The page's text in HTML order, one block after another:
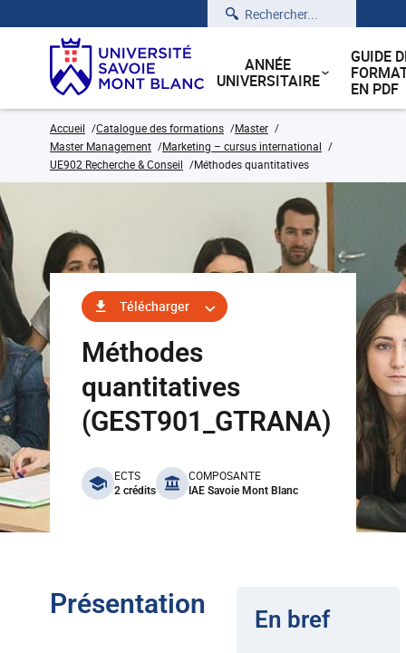
Rechercher
ANNÉE
UNIVERSITAIRE
GUIDE
EN PDF
Accueil Catalogue des formations
Master
Master Management
Marketing – cursus international
UE902 Recherche & Conseil
Méthodes quantitatives
Télécharger
Méthodes
quantitatives
(GEST901_GTRANA)
benefits
ECTS
2 crédits
COMPOSANTE
IAE Savoie Mont Blanc
Présentation En bref